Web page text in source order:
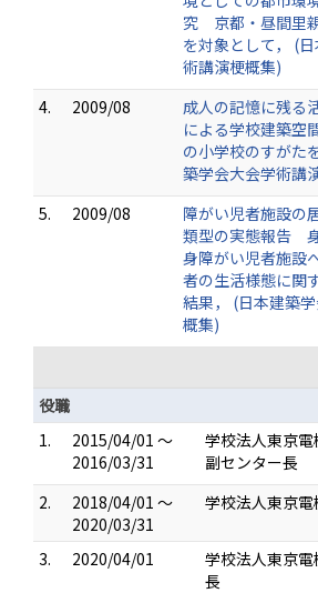
究 京都・昼間里
を対象として， (
術講演梗概集)
4.
2009/08
成人の記憶に残る
による学校建築
の小学校のすがた
築学会大会学術講
5.
2009/08
障がい児者施設の
類型の実態報告
身障がい児者施設
者の生活様態に関
結果， (日本建築
概集)
役職
1.
2015/04/01 ～
2016/03/31
学校法人東京
副センター長
2.
2018/04/01 ～
2020/03/31
学校法人東京
3. 2020/04/01
学校法人東京
長